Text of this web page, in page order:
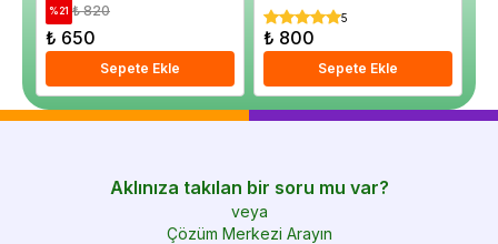
%21 ₺ 820
₺ 650
Sepete Ekle
5
₺ 800
Sepete Ekle
Aklınıza takılan bir soru mu var?
veya
Çözüm Merkezi Arayın